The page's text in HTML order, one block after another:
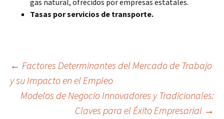
gas natural, ofrecidos por empresas estatales.
Tasas por servicios de transporte.
Navegación
de
← Factores Determinantes del Mercado de Trabajo
y su Impacto en el Empleo
Modelos de Negocio Innovadores y Tradicionales:
Claves para el Éxito Empresarial →